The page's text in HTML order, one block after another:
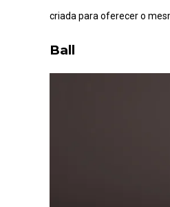
criada para oferecer o
Ball